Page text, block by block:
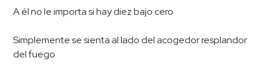
A él no le importa si hay diez bajo cero
Simplemente se sienta al lado del acogedor resplandor
del fuego